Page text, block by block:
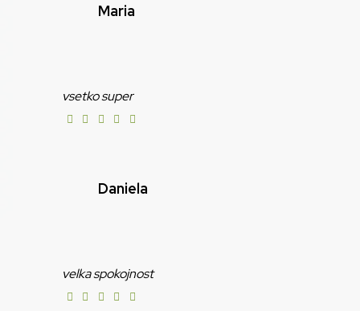
Maria
vsetko super
Daniela
velka spokojnost